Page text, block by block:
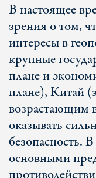
В настоящее
зрения о том,
интересы в
крупные
плане и
плане), Китай
возрастающим
оказывать
безопасность.
основными